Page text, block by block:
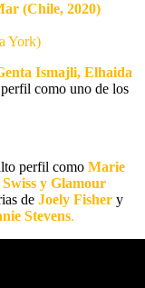
(Chile, 2020)
York)
Ismajli, Elhaida
como uno de los
perfil como Marie
y Glamour
de Joely Fisher y
Stevens.